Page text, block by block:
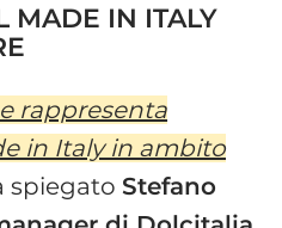
MADE IN ITALY
rappresenta
in Italy in ambito
spiegatoStefano